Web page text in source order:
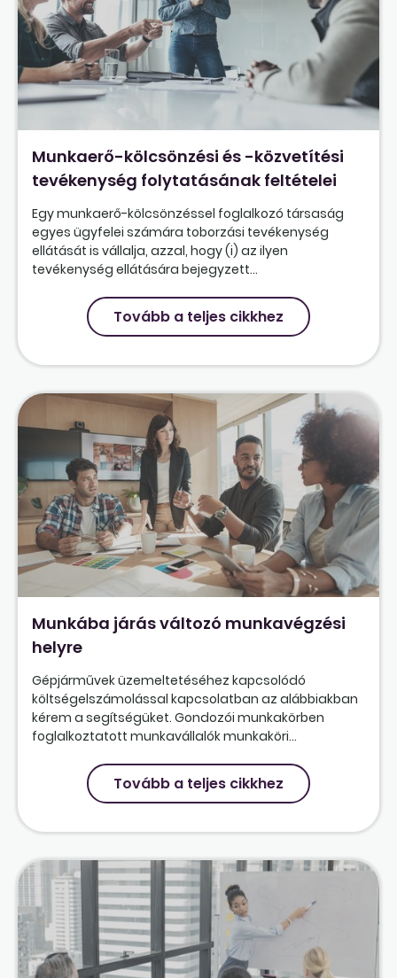
Munkaerő-kölcsönzési és -közvetítési
tevékenység folytatásának feltételei
Egy munkaerő-kölcsönzéssel foglalkozó társaság
egyes ügyfelei számára toborzási tevékenység
ellátását is vállalja, azzal, hogy (i) az ilyen
tevékenység ellátására bejegyzett...
Tovább a teljes cikkhez
Munkába járás változó munkavégzési
helyre
Gépjárművek üzemeltetéséhez kapcsolódó
költségelszámolással kapcsolatban az alábbiakban
kérem a segítségüket. Gondozói munkakörben
foglalkoztatott munkavállalók munkaköri...
Tovább a teljes cikkhez